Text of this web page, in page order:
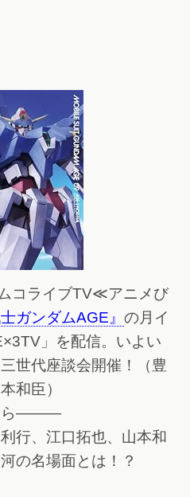
コライブTV≪アニメび
ガンダムAGE』 の月イ
」を配信。いよい
世代座談会開催！（豊
和臣）
ら―――
行、江口拓也、山本和
の名場面とは！？